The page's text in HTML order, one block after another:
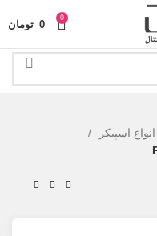
0
0 تومان
انواع اسپیکر